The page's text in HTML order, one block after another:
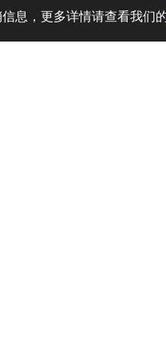
息，更多详情请查看我们